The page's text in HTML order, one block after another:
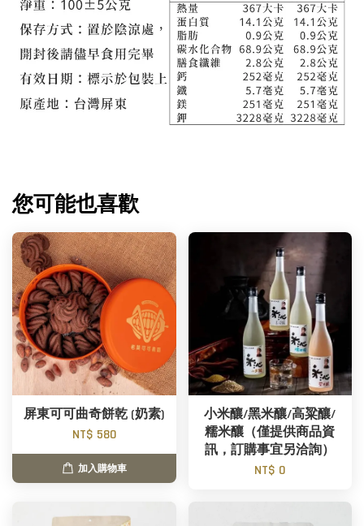
您可能也喜歡
屏東可可曲奇餅乾 (奶素)
NT$ 580
加入購物車
小米釀/黑米釀/高粱釀/
糯米釀（僅提供商品資
訊，訂購事宜另洽詢）
NT$ 0